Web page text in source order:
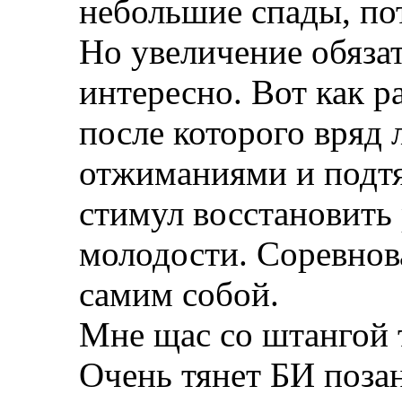
небольшие спады,
Но увеличение
интересно. Вот как
после которого
отжиманиями и
стимул
молодости.
самим собой.
Мне щас со штангой
Очень тянет БИ